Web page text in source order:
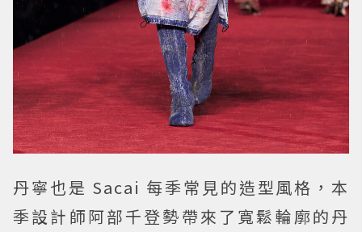
丹寧也是 Sacai 每季常見的造型風格，本
季設計師阿部千登勢帶來了寬鬆輪廓的丹